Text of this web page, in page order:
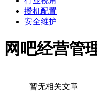
攒机配置
安全维护
网吧经营管
暂无相关文章